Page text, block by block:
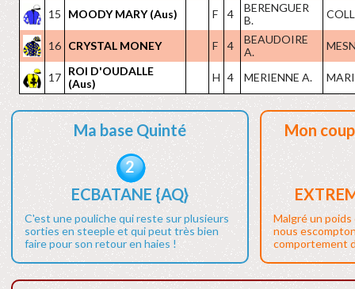
15
MOODY MARY (Aus) F 4
BERENGUER
B.
16 CRYSTAL MONEY F 4
BEAUDOIRE
A.
17 ROI D'OUDALLE
(Aus)
H 4 MERIENNE A.
Ma base Quinté
2
ECBATANE {AQ}
C'est une pouliche qui reste sur plusieurs
sorties en steeple et qui peut très bien
faire pour son retour en haies !
Mon
Malgré un poids
nous
comportement